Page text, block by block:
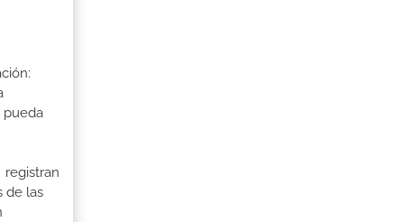
pueda
registran
de las